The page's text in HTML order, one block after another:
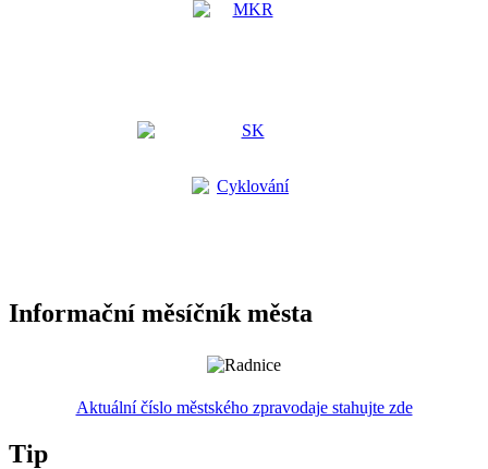
Informační měsíčník města
Aktuální číslo městského zpravodaje stahujte zde
Tip